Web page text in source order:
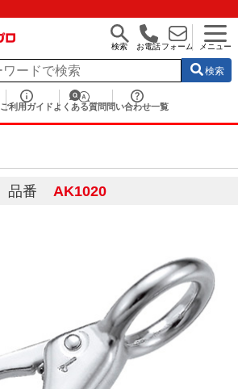
検索 お電話フォーム メニュー
検索
ご利用ガイド よくある質問 問い合わせ一覧
品番 AK1020